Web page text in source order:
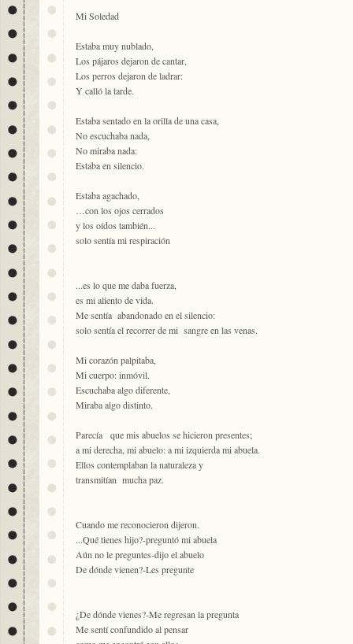
Mi Soledad
Estaba muy nublado,
Los pájaros dejaron de cantar,
Los perros dejaron de ladrar:
Y calló la tarde.
Estaba sentado en la orilla de una casa,
No escuchaba nada,
No miraba nada:
Estaba en silencio.
Estaba agachado,
…con los ojos cerrados
y los oídos también...
solo sentía mi respiración
...es lo que me daba fuerza,
es mi aliento de vida.
Me sentía abandonado en el silencio:
solo sentía el recorrer de mi sangre en las venas.
Mi corazón palpitaba,
Mi cuerpo: inmóvil.
Escuchaba algo diferente,
Miraba algo distinto.
Parecía que mis abuelos se hicieron presentes;
a mi derecha, mi abuelo: a mi izquierda mi abuela.
Ellos contemplaban la naturaleza y
transmitían mucha paz.
Cuando me reconocieron dijeron.
...Qué tienes hijo?-preguntó mi abuela
Aún no le preguntes-dijo el abuelo
De dónde vienen?-Les pregunte
¿De dónde vienes?-Me regresan la pregunta
Me sentí confundido al pensar